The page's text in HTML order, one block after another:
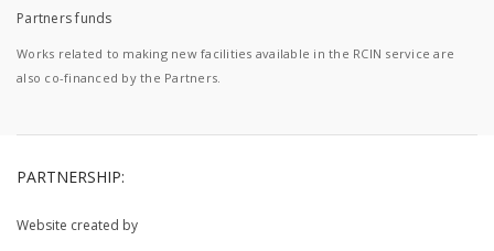
Partners funds
Works related to making new facilities available in the RCIN service are
also co-financed by the Partners.
PARTNERSHIP:
Website created by